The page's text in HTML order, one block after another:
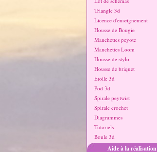
Triangle 3d
Licence d'enseignement
Housse de Bougie
Manchettes peyote
Manchettes Loom
Housse de stylo
Housse de briquet
Etoile 3d
Pod 3d
Spirale peytwist
Spirale crochet
Diagrammes
Tutoriels
Boule 3d
Aide à la réalisation